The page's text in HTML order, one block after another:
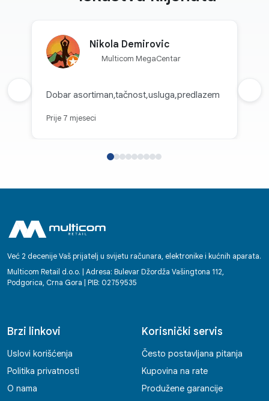
Nikola Demirovic
Multicom MegaCentar
Dobar asortiman,tačnost,usluga,predlazem
Prije 7 mjeseci
Prethodna recenzija
Već 2 decenije Vaš prijatelj u svijetu računara, elektronike i kućnih aparata.
Multicom Retail d.o.o. | Adresa: Bulevar Džordža Vašingtona 112,
Podgorica, Crna Gora | PIB: 02759535
Brzi linkovi
Uslovi korišćenja
Politika privatnosti
O nama
Korisnički servis
Često postavljana pitanja
Kupovina na rate
Produžene garancije